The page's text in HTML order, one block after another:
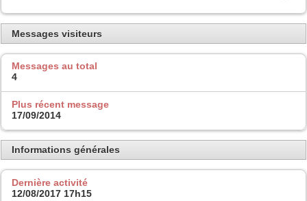
Messages visiteurs
Messages au total
4
Plus récent message
17/09/2014
Informations générales
Dernière activité
12/08/2017 17h15